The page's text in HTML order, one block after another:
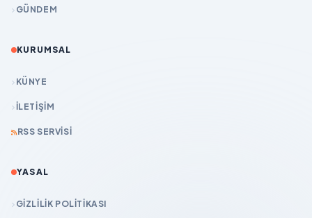
GÜNDEM
KURUMSAL
KÜNYE
İLETIŞIM
RSS SERVISI
YASAL
GIZLILIK POLITIKASI